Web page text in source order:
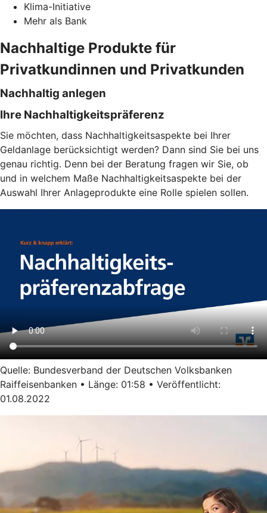
Klima-Initiative
Mehr als Bank
Nachhaltige Produkte für
Privatkundinnen und Privatkunden
Nachhaltig anlegen
Ihre Nachhaltigkeitspräferenz
Sie möchten, dass Nachhaltigkeitsaspekte bei Ihrer
Geldanlage berücksichtigt werden? Dann sind Sie bei uns
genau richtig. Denn bei der Beratung fragen wir Sie, ob
und in welchem Maße Nachhaltigkeitsaspekte bei der
Auswahl Ihrer Anlageprodukte eine Rolle spielen sollen.
Quelle: Bundesverband der Deutschen Volksbanken
Raiffeisenbanken • Länge: 01:58 • Veröffentlicht:
01.08.2022